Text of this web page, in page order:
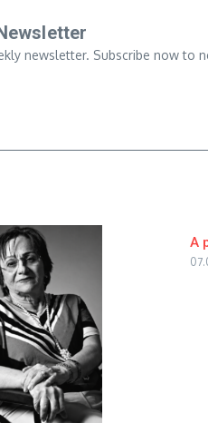
newsletter. Subscribe now to
A